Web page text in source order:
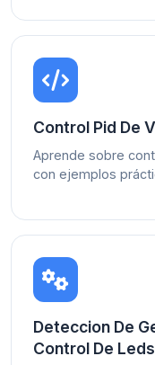
Control Pid De
Aprende sobre
con ejemplos
Deteccion De
Control De Leds